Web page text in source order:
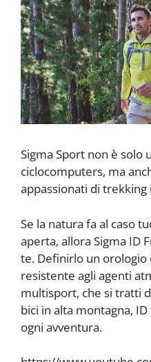
Sigma Sport non è solo
ciclocomputers, ma
appassionati di trekking
Se la natura fa al caso
aperta, allora Sigma ID
te. Definirlo un orologio
resistente agli agenti
multisport, che si tratti
bici in alta montagna,
ogni avventura.